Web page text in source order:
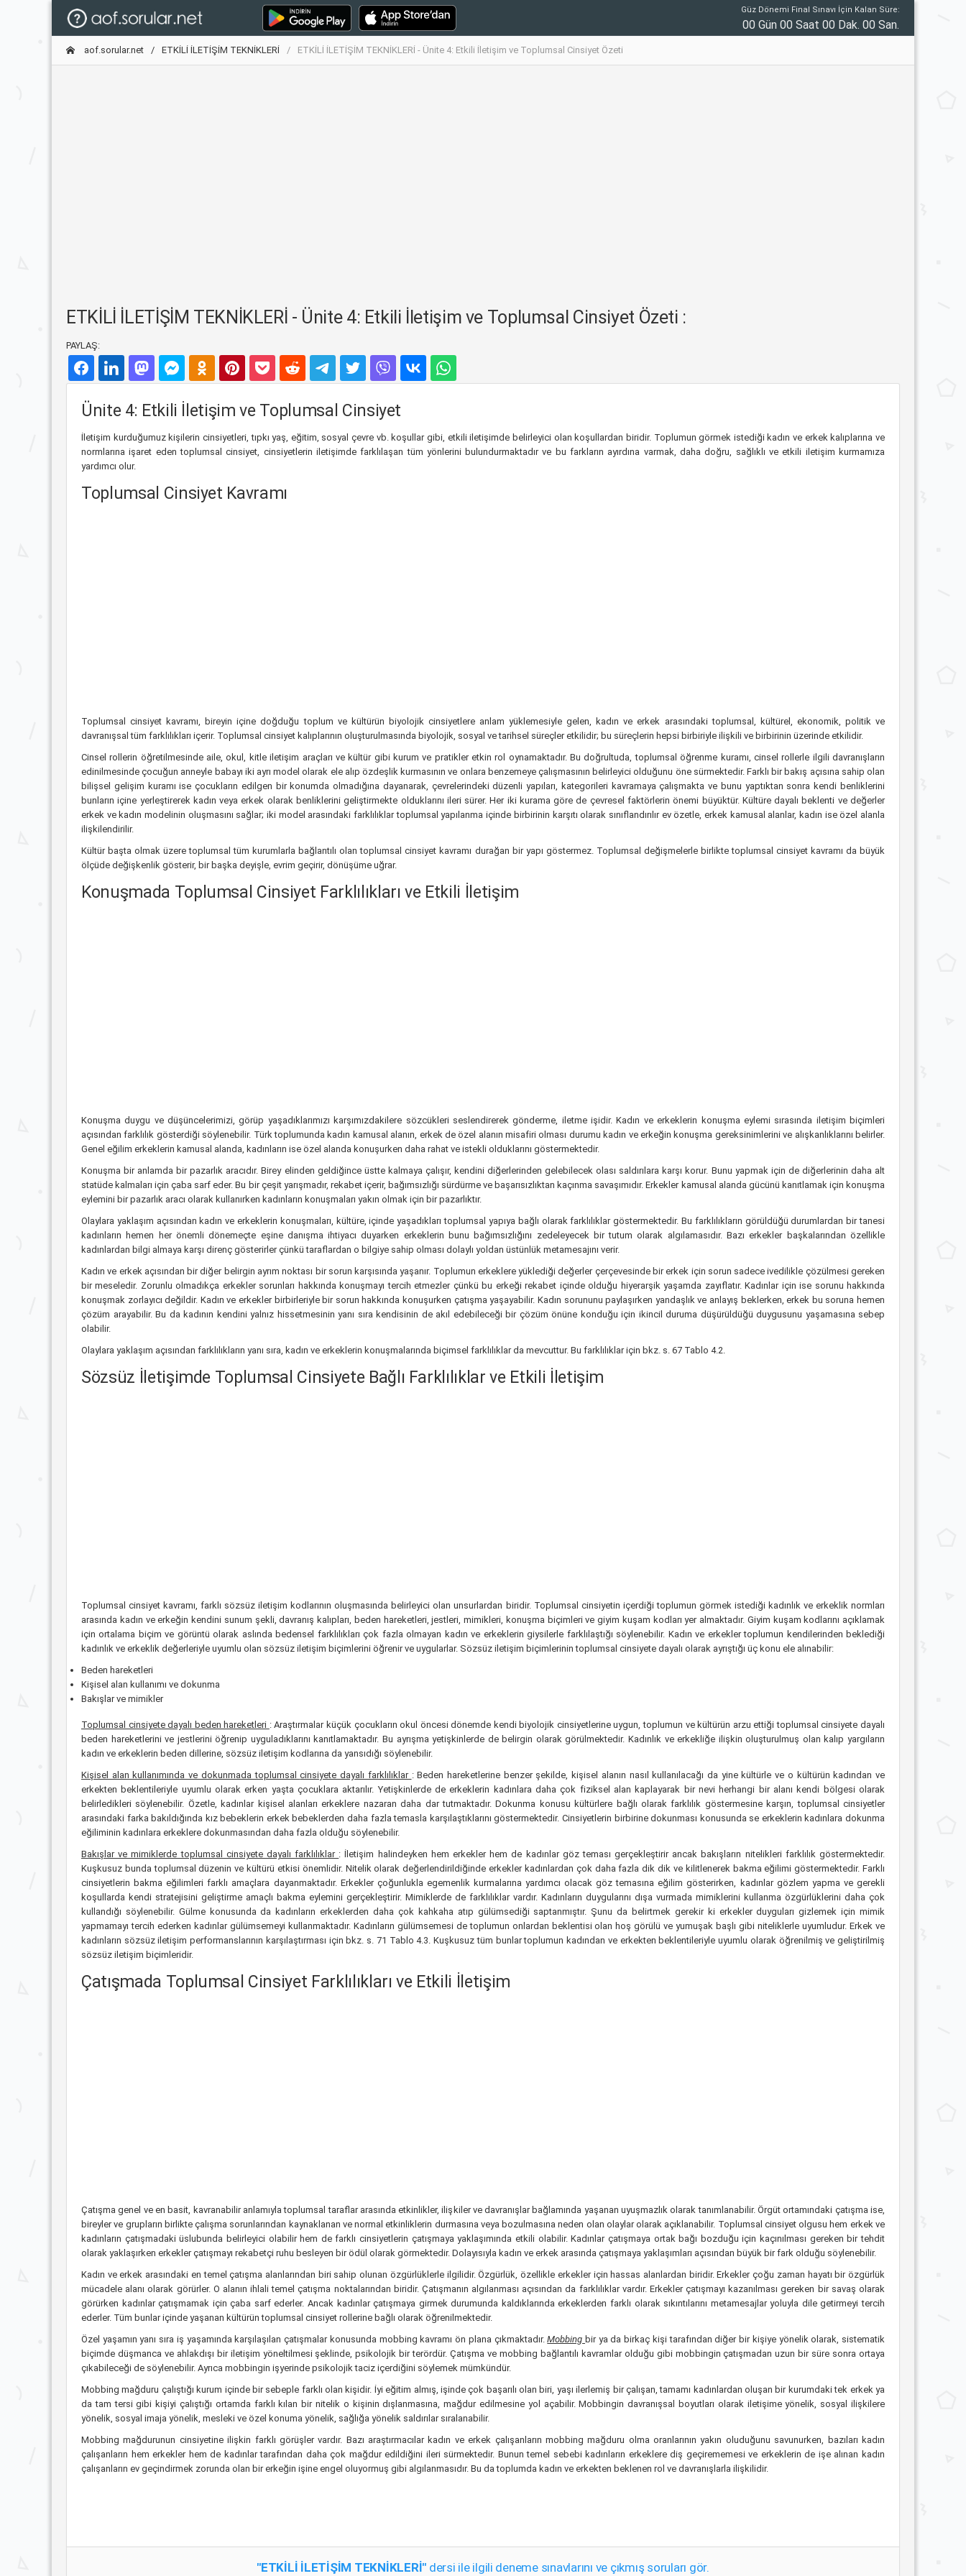
Güz Dönemi Final Sınavı İçin Kalan Süre:
00 Gün 00 Saat 00 Dak. 00 San.
aof.sorular.net ETKİLİ İLETİŞİM TEKNİKLERİ ETKİLİ İLETİŞİM TEKNİKLERİ - Ünite 4: Etkili İletişim ve Toplumsal Cinsiyet Özeti
ETKİLİ İLETİŞİM TEKNİKLERİ - Ünite 4: Etkili İletişim ve Toplumsal Cinsiyet Özeti :
PAYLAŞ:
Ünite 4: Etkili İletişim ve Toplumsal Cinsiyet
İletişim kurduğumuz kişilerin cinsiyetleri, tıpkı yaş, eğitim, sosyal çevre vb. koşullar gibi, etkili iletişimde belirleyici olan koşullardan biridir. Toplumun görmek istediği kadın ve erkek kalıplarına ve
normlarına işaret eden toplumsal cinsiyet, cinsiyetlerin iletişimde farklılaşan tüm yönlerini bulundurmaktadır ve bu farkların ayırdına varmak, daha doğru, sağlıklı ve etkili iletişim kurmamıza
yardımcı olur.
Toplumsal Cinsiyet Kavramı
Toplumsal cinsiyet kavramı, bireyin içine doğduğu toplum ve kültürün biyolojik cinsiyetlere anlam yüklemesiyle gelen, kadın ve erkek arasındaki toplumsal, kültürel, ekonomik, politik ve
davranışsal tüm farklılıkları içerir. Toplumsal cinsiyet kalıplarının oluşturulmasında biyolojik, sosyal ve tarihsel süreçler etkilidir; bu süreçlerin hepsi birbiriyle ilişkili ve birbirinin üzerinde etkilidir.
Cinsel rollerin öğretilmesinde aile, okul, kitle iletişim araçları ve kültür gibi kurum ve pratikler etkin rol oynamaktadır. Bu doğrultuda, toplumsal öğrenme kuramı, cinsel rollerle ilgili davranışların
edinilmesinde çocuğun anneyle babayı iki ayrı model olarak ele alıp özdeşlik kurmasının ve onlara benzemeye çalışmasının belirleyici olduğunu öne sürmektedir. Farklı bir bakış açısına sahip olan
bilişsel gelişim kuramı ise çocukların edilgen bir konumda olmadığına dayanarak, çevrelerindeki düzenli yapıları, kategorileri kavramaya çalışmakta ve bunu yaptıktan sonra kendi benliklerini
bunların içine yerleştirerek kadın veya erkek olarak benliklerini geliştirmekte olduklarını ileri sürer. Her iki kurama göre de çevresel faktörlerin önemi büyüktür. Kültüre dayalı beklenti ve değerler
erkek ve kadın modelinin oluşmasını sağlar; iki model arasındaki farklılıklar toplumsal yapılanma içinde birbirinin karşıtı olarak sınıflandırılır ev özetle, erkek kamusal alanlar, kadın ise özel alanla
ilişkilendirilir.
Kültür başta olmak üzere toplumsal tüm kurumlarla bağlantılı olan toplumsal cinsiyet kavramı durağan bir yapı göstermez. Toplumsal değişmelerle birlikte toplumsal cinsiyet kavramı da büyük
ölçüde değişkenlik gösterir, bir başka deyişle, evrim geçirir, dönüşüme uğrar.
Konuşmada Toplumsal Cinsiyet Farklılıkları ve Etkili İletişim
Konuşma duygu ve düşüncelerimizi, görüp yaşadıklarımızı karşımızdakilere sözcükleri seslendirerek gönderme, iletme işidir. Kadın ve erkeklerin konuşma eylemi sırasında iletişim biçimleri
açısından farklılık gösterdiği söylenebilir. Türk toplumunda kadın kamusal alanın, erkek de özel alanın misafiri olması durumu kadın ve erkeğin konuşma gereksinimlerini ve alışkanlıklarını belirler.
Genel eğilim erkeklerin kamusal alanda, kadınların ise özel alanda konuşurken daha rahat ve istekli olduklarını göstermektedir.
Konuşma bir anlamda bir pazarlık aracıdır. Birey elinden geldiğince üstte kalmaya çalışır, kendini diğerlerinden gelebilecek olası saldırılara karşı korur. Bunu yapmak için de diğerlerinin daha alt
statüde kalmaları için çaba sarf eder. Bu bir çeşit yarışmadır, rekabet içerir, bağımsızlığı sürdürme ve başarısızlıktan kaçınma savaşımıdır. Erkekler kamusal alanda gücünü kanıtlamak için konuşma
eylemini bir pazarlık aracı olarak kullanırken kadınların konuşmaları yakın olmak için bir pazarlıktır.
Olaylara yaklaşım açısından kadın ve erkeklerin konuşmaları, kültüre, içinde yaşadıkları toplumsal yapıya bağlı olarak farklılıklar göstermektedir. Bu farklılıkların görüldüğü durumlardan bir tanesi
kadınların hemen her önemli dönemeçte eşine danışma ihtiyacı duyarken erkeklerin bunu bağımsızlığını zedeleyecek bir tutum olarak algılamasıdır. Bazı erkekler başkalarından özellikle
kadınlardan bilgi almaya karşı direnç gösterirler çünkü taraflardan o bilgiye sahip olması dolaylı yoldan üstünlük metamesajını verir.
Kadın ve erkek açısından bir diğer belirgin ayrım noktası bir sorun karşısında yaşanır. Toplumun erkeklere yüklediği değerler çerçevesinde bir erkek için sorun sadece ivedilikle çözülmesi gereken
bir meseledir. Zorunlu olmadıkça erkekler sorunları hakkında konuşmayı tercih etmezler çünkü bu erkeği rekabet içinde olduğu hiyerarşik yaşamda zayıflatır. Kadınlar için ise sorunu hakkında
konuşmak zorlayıcı değildir. Kadın ve erkekler birbirleriyle bir sorun hakkında konuşurken çatışma yaşayabilir. Kadın sorununu paylaşırken yandaşlık ve anlayış beklerken, erkek bu soruna hemen
çözüm arayabilir. Bu da kadının kendini yalnız hissetmesinin yanı sıra kendisinin de akıl edebileceği bir çözüm önüne konduğu için ikincil duruma düşürüldüğü duygusunu yaşamasına sebep
olabilir.
Olaylara yaklaşım açısından farklılıkların yanı sıra, kadın ve erkeklerin konuşmalarında biçimsel farklılıklar da mevcuttur. Bu farklılıklar için bkz. s. 67 Tablo 4.2.
Sözsüz İletişimde Toplumsal Cinsiyete Bağlı Farklılıklar ve Etkili İletişim
Toplumsal cinsiyet kavramı, farklı sözsüz iletişim kodlarının oluşmasında belirleyici olan unsurlardan biridir. Toplumsal cinsiyetin içerdiği toplumun görmek istediği kadınlık ve erkeklik normları
arasında kadın ve erkeğin kendini sunum şekli, davranış kalıpları, beden hareketleri, jestleri, mimikleri, konuşma biçimleri ve giyim kuşam kodları yer almaktadır. Giyim kuşam kodlarını açıklamak
için ortalama biçim ve görüntü olarak aslında bedensel farklılıkları çok fazla olmayan kadın ve erkeklerin giysilerle farklılaştığı söylenebilir. Kadın ve erkekler toplumun kendilerinden beklediği
kadınlık ve erkeklik değerleriyle uyumlu olan sözsüz iletişim biçimlerini öğrenir ve uygularlar. Sözsüz iletişim biçimlerinin toplumsal cinsiyete dayalı olarak ayrıştığı üç konu ele alınabilir:
Beden hareketleri
Kişisel alan kullanımı ve dokunma
Bakışlar ve mimikler
Toplumsal cinsiyete dayalı beden hareketleri : Araştırmalar küçük çocukların okul öncesi dönemde kendi biyolojik cinsiyetlerine uygun, toplumun ve kültürün arzu ettiği toplumsal cinsiyete dayalı
beden hareketlerini ve jestlerini öğrenip uyguladıklarını kanıtlamaktadır. Bu ayrışma yetişkinlerde de belirgin olarak görülmektedir. Kadınlık ve erkekliğe ilişkin oluşturulmuş olan kalıp yargıların
kadın ve erkeklerin beden dillerine, sözsüz iletişim kodlarına da yansıdığı söylenebilir.
Kişisel alan kullanımında ve dokunmada toplumsalcinsiyete dayalı farklılıklar : Beden hareketlerine benzer şekilde, kişisel alanın nasıl kullanılacağı da yine kültürle ve o kültürün kadından ve
erkekten beklentileriyle uyumlu olarak erken yaşta çocuklara aktarılır. Yetişkinlerde de erkeklerin kadınlara daha çok fiziksel alan kaplayarak bir nevi herhangi bir alanı kendi bölgesi olarak
belirledikleri söylenebilir. Özetle, kadınlar kişisel alanları erkeklere nazaran daha dar tutmaktadır. Dokunma konusu kültürlere bağlı olarak farklılık göstermesine karşın, toplumsal cinsiyetler
arasındaki farka bakıldığında kız bebeklerin erkek bebeklerden daha fazla temasla karşılaştıklarını göstermektedir. Cinsiyetlerin birbirine dokunması konusunda se erkeklerin kadınlara dokunma
eğiliminin kadınlara erkeklere dokunmasından daha fazla olduğu söylenebilir.
Bakışlar ve mimiklerde toplumsal cinsiyete dayalıfarklılıklar : İletişim halindeyken hem erkekler hem de kadınlar göz teması gerçekleştirir ancak bakışların nitelikleri farklılık göstermektedir.
Kuşkusuz bunda toplumsal düzenin ve kültürü etkisi önemlidir. Nitelik olarak değerlendirildiğinde erkekler kadınlardan çok daha fazla dik dik ve kilitlenerek bakma eğilimi göstermektedir. Farklı
cinsiyetlerin bakma eğilimleri farklı amaçlara dayanmaktadır. Erkekler çoğunlukla egemenlik kurmalarına yardımcı olacak göz temasına eğilim gösterirken, kadınlar gözlem yapma ve gerekli
koşullarda kendi stratejisini geliştirme amaçlı bakma eylemini gerçekleştirir. Mimiklerde de farklılıklar vardır. Kadınların duygularını dışa vurmada mimiklerini kullanma özgürlüklerini daha çok
kullandığı söylenebilir. Gülme konusunda da kadınların erkeklerden daha çok kahkaha atıp gülümsediği saptanmıştır. Şunu da belirtmek gerekir ki erkekler duyguları gizlemek için mimik
yapmamayı tercih ederken kadınlar gülümsemeyi kullanmaktadır. Kadınların gülümsemesi de toplumun onlardan beklentisi olan hoş görülü ve yumuşak başlı gibi niteliklerle uyumludur. Erkek ve
kadınların sözsüz iletişim performanslarının karşılaştırması için bkz. s. 71 Tablo 4.3. Kuşkusuz tüm bunlar toplumun kadından ve erkekten beklentileriyle uyumlu olarak öğrenilmiş ve geliştirilmiş
sözsüz iletişim biçimleridir.
Çatışmada Toplumsal Cinsiyet Farklılıkları ve Etkili İletişim
Çatışma genel ve en basit, kavranabilir anlamıyla toplumsal taraflar arasında etkinlikler, ilişkiler ve davranışlar bağlamında yaşanan uyuşmazlık olarak tanımlanabilir. Örgüt ortamındaki çatışma ise,
bireyler ve grupların birlikte çalışma sorunlarından kaynaklanan ve normal etkinliklerin durmasına veya bozulmasına neden olan olaylar olarak açıklanabilir. Toplumsal cinsiyet olgusu hem erkek ve
kadınların çatışmadaki üslubunda belirleyici olabilir hem de farklı cinsiyetlerin çatışmaya yaklaşımında etkili olabilir. Kadınlar çatışmaya ortak bağı bozduğu için kaçınılması gereken bir tehdit
olarak yaklaşırken erkekler çatışmayı rekabetçi ruhu besleyen bir ödül olarak görmektedir. Dolayısıyla kadın ve erkek arasında çatışmaya yaklaşımları açısından büyük bir fark olduğu söylenebilir.
Kadın ve erkek arasındaki en temel çatışma alanlarından biri sahip olunan özgürlüklerle ilgilidir. Özgürlük, özellikle erkekler için hassas alanlardan biridir. Erkekler çoğu zaman hayatı bir özgürlük
mücadele alanı olarak görürler. O alanın ihlali temel çatışma noktalarından biridir. Çatışmanın algılanması açısından da farklılıklar vardır. Erkekler çatışmayı kazanılması gereken bir savaş olarak
görürken kadınlar çatışmamak için çaba sarf ederler. Ancak kadınlar çatışmaya girmek durumunda kaldıklarında erkeklerden farklı olarak sıkıntılarını metamesajlar yoluyla dile getirmeyi tercih
ederler. Tüm bunlar içinde yaşanan kültürün toplumsal cinsiyet rollerine bağlı olarak öğrenilmektedir.
Özel yaşamın yanı sıra iş yaşamında karşılaşılan çatışmalar konusunda mobbing kavramı ön plana çıkmaktadır.Mobbing bir ya da birkaç kişi tarafından diğer bir kişiye yönelik olarak, sistematik
biçimde düşmanca ve ahlakdışı bir iletişim yöneltilmesi şeklinde, psikolojik bir terördür. Çatışma ve mobbing bağlantılı kavramlar olduğu gibi mobbingin çatışmadan uzun bir süre sonra ortaya
çıkabileceği de söylenebilir. Ayrıca mobbingin işyerinde psikolojik taciz içerdiğini söylemek mümkündür.
Mobbing mağduru çalıştığı kurum içinde bir sebeple farklı olan kişidir. İyi eğitim almış, işinde çok başarılı olan biri, yaşı ilerlemiş bir çalışan, tamamı kadınlardan oluşan bir kurumdaki tek erkek ya
da tam tersi gibi kişiyi çalıştığı ortamda farklı kılan bir nitelik o kişinin dışlanmasına, mağdur edilmesine yol açabilir. Mobbingin davranışsal boyutları olarak iletişime yönelik, sosyal ilişkilere
yönelik, sosyal imaja yönelik, mesleki ve özel konuma yönelik, sağlığa yönelik saldırılar sıralanabilir.
Mobbing mağdurunun cinsiyetine ilişkin farklı görüşler vardır. Bazı araştırmacılar kadın ve erkek çalışanların mobbing mağduru olma oranlarının yakın oluduğunu savunurken, bazıları kadın
çalışanların hem erkekler hem de kadınlar tarafından daha çok mağdur edildiğini ileri sürmektedir. Bunun temel sebebi kadınların erkeklere diş geçirememesi ve erkeklerin de işe alınan kadın
çalışanların ev geçindirmek zorunda olan bir erkeğin işine engel oluyormuş gibi algılanmasıdır. Bu da toplumda kadın ve erkekten beklenen rol ve davranışlarla ilişkilidir.
"ETKİLİ İLETİŞİM TEKNİKLERİ" dersi ile ilgili deneme sınavlarını ve çıkmış soruları gör.